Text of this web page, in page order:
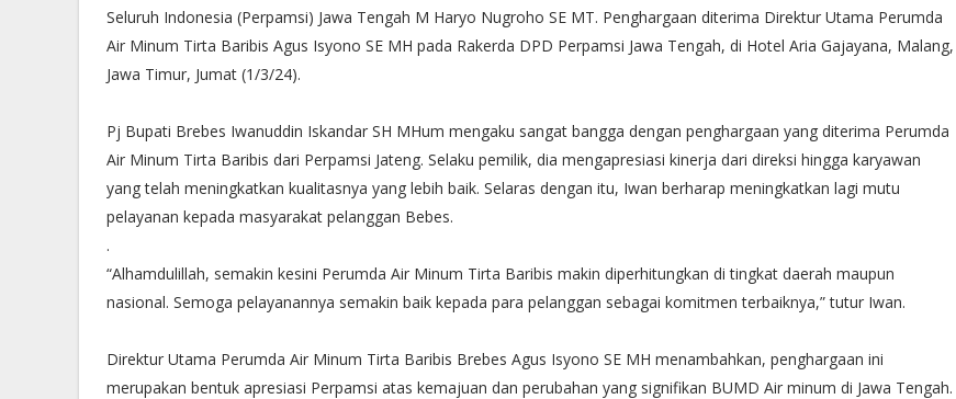
Seluruh Indonesia (Perpamsi) Jawa Tengah M Haryo Nugroho SE MT. Penghargaan diterima Direktur Utama Perumda
Air Minum Tirta Baribis Agus Isyono SE MH pada Rakerda DPD Perpamsi Jawa Tengah, di Hotel Aria Gajayana, Malang,
Jawa Timur, Jumat (1/3/24).
Pj Bupati Brebes Iwanuddin Iskandar SH MHum mengaku sangat bangga dengan penghargaan yang diterima Perumda
Air Minum Tirta Baribis dari Perpamsi Jateng. Selaku pemilik, dia mengapresiasi kinerja dari direksi hingga karyawan
yang telah meningkatkan kualitasnya yang lebih baik. Selaras dengan itu, Iwan berharap meningkatkan lagi mutu
pelayanan kepada masyarakat pelanggan Bebes.
.
“Alhamdulillah, semakin kesini Perumda Air Minum Tirta Baribis makin diperhitungkan di tingkat daerah maupun
nasional. Semoga pelayanannya semakin baik kepada para pelanggan sebagai komitmen terbaiknya,” tutur Iwan.
Direktur Utama Perumda Air Minum Tirta Baribis Brebes Agus Isyono SE MH menambahkan, penghargaan ini
merupakan bentuk apresiasi Perpamsi atas kemajuan dan perubahan yang signifikan BUMD Air minum di Jawa Tengah.